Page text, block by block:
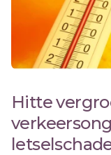
Hitte